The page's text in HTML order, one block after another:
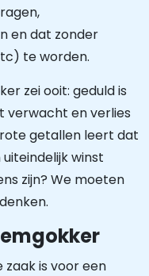
en dat zonder
te worden.
zei ooit: geduld is
verwacht en verlies
getallen leert dat
winst
zijn? We moeten
zaak is voor een